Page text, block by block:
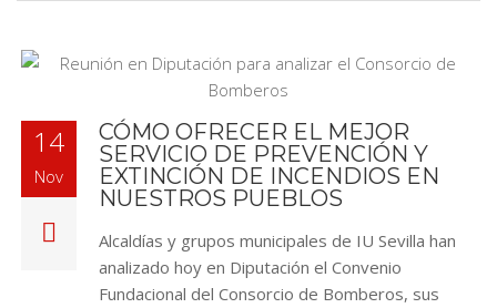
14
Nov
CÓMO OFRECER EL MEJOR
SERVICIO DE PREVENCIÓN Y
EXTINCIÓN DE INCENDIOS EN
NUESTROS PUEBLOS
Alcaldías y grupos municipales de IU Sevilla han
analizado hoy en Diputación el Convenio
Fundacional del Consorcio de Bomberos, sus